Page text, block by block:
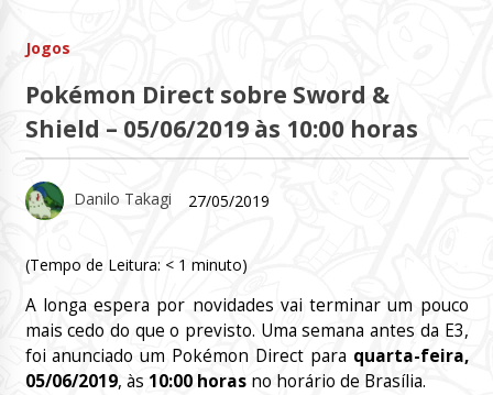
Jogos
Pokémon Direct sobre Sword &
Shield – 05/06/2019 às 10:00 horas
Danilo Takagi 27/05/2019
(Tempo de Leitura: < 1 minuto)
A longa espera por novidades vai terminar um pouco
mais cedo do que o previsto. Uma semana antes da E3,
foi anunciado um Pokémon Direct para quarta-feira,
05/06/2019, às 10:00 horasno horário de Brasília.